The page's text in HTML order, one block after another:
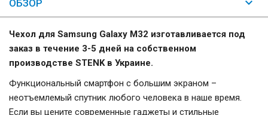
ОБЗОР
Чехол для Samsung Galaxy M32 изготавливается под
заказ в течение 3-5 дней на собственном
производстве STENK в Украине.
Функциональный смартфон с большим экраном –
неотъемлемый спутник любого человека в наше время.
Если вы цените современные гаджеты и стильные